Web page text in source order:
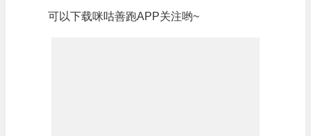
可以下载咪咕善跑APP关注哟~